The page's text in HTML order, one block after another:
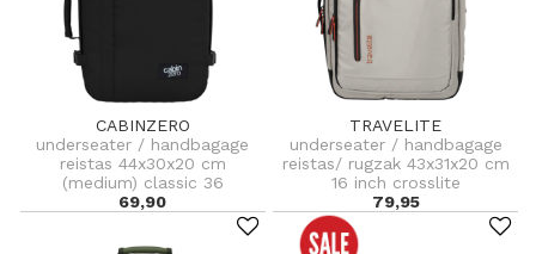
CABINZERO
underseater / handbagage
reistas 44x30x20 cm
(medium) classic 36
69,90
TRAVELITE
underseater / handbagage
reistas/ rugzak 43x31x20 cm
16 inch crosslite
79,95